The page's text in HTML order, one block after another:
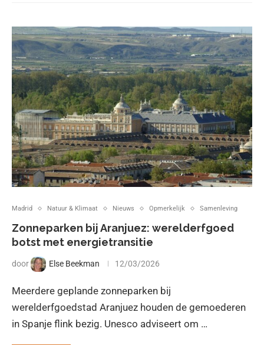
Madrid Natuur & Klimaat Nieuws Opmerkelijk Samenleving
Zonneparken bij Aranjuez: werelderfgoed
botst met energietransitie
door Else Beekman 12/03/2026
Meerdere geplande zonneparken bij
werelderfgoedstad Aranjuez houden de gemoederen
in Spanje flink bezig. Unesco adviseert om …